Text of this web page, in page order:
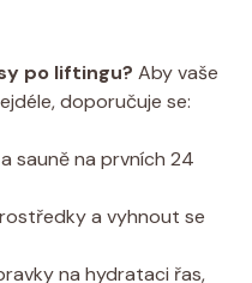
po liftingu? Aby vaše
doporučuje se:
sauně ​na prvních 24
a vyhnout se
na hydrataci řas,